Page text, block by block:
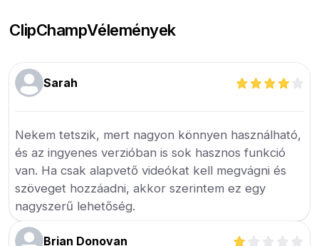
ClipChampVélemények
Sarah
Nekem tetszik, mert nagyon könnyen használható,
és az ingyenes verzióban is sok hasznos funkció
van. Ha csak alapvető videókat kell megvágni és
szöveget hozzáadni, akkor szerintem ez egy
nagyszerű lehetőség.
Brian Donovan